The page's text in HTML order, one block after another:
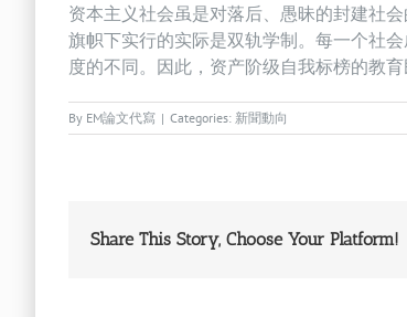
资本主义社会虽是对落后、愚昧的封建社
旗帜下实行的实际是双轨学制。每一个社
度的不同。因此，资产阶级自我标榜的教
By EM論文代寫 | Categories: 新聞動向
Share This Story, Choose Your Platform!